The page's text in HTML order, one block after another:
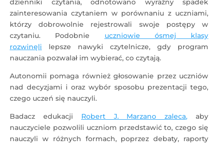
dzienniki czytania, odnotowano wyraźny spadek
zainteresowania czytaniem w porównaniu z uczniami,
którzy dobrowolnie rejestrowali swoje postępy w
czytaniu. Podobnie uczniowie ósmej klasy
rozwinęli lepsze nawyki czytelnicze, gdy program
nauczania pozwalał im wybierać, co czytają.
Autonomii pomaga również głosowanie przez uczniów
nad decyzjami i oraz wybór sposobu prezentacji tego,
czego uczeń się nauczyli.
Badacz edukacji Robert J. Marzano zaleca, aby
nauczyciele pozwolili uczniom przedstawić to, czego się
nauczyli w różnych formach, poprzez debaty, raporty